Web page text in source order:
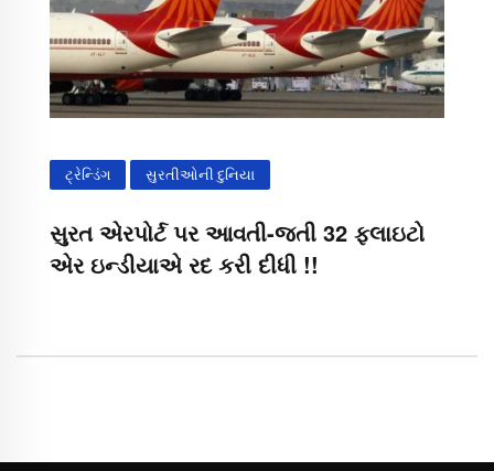
ટ્રેન્ડિંગ સુરતીઓની દુનિયા
સુરત એરપોર્ટ પર આવતી-જતી 32 ફ્લાઇટો
એર ઇન્ડીયાએ રદ કરી દીધી !!